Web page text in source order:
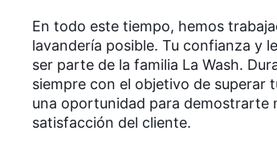
En todo este tiempo, hemos
lavandería posible. Tu confianza y
ser parte de la familia La Wash.
siempre con el objetivo de superar
una oportunidad para demostrarte
satisfacción del cliente.